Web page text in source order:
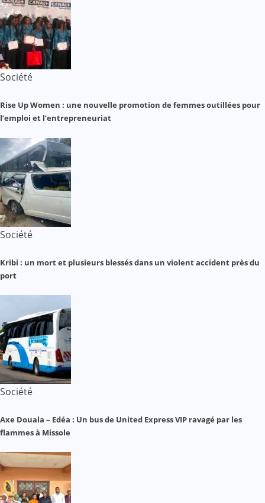
Société
Rise Up Women : une nouvelle promotion de femmes outillées pour
l’emploi et l’entrepreneuriat
Société
Kribi : un mort et plusieurs blessés dans un violent accident près du
port
Société
Axe Douala – Edéa : Un bus de United Express VIP ravagé par les
flammes à Missole